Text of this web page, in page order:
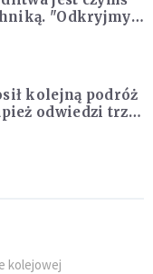
"Odkryjmy
kolejną podróż
odwiedzi trzy
kolejowej